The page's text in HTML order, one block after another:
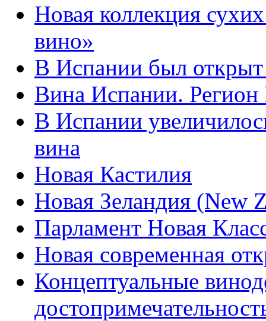
Новая коллекция
вино»
В Испании был открыт
Вина Испании. Регион
В Испании
вина
Новая Кастилия
Новая Зеландия (New
Парламент Новая
Новая современная
Концептуальные